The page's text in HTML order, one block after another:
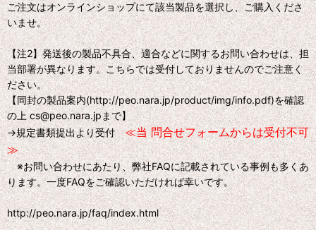
ご注文はオンラインショップにて該当製品を選択し、ご購入くださ
いませ。
【注2】発送後の製品不具合、適合などに関するお問い合わせは、担
当部署が異なります。こちらでは受付しておりませんのでご注意く
ださい。
【同封の製品案内(http://peo.nara.jp/product/img/info.pdf)を確認
の上 cs@peo.nara.jpまで】
→規定書類提出より受付≪当 問合せフォームからは受付不可
≫
※お問い合わせにあたり、弊社FAQに記載されている事例も多くあ
ります。一度FAQをご確認いただければ幸いです。
http://peo.nara.jp/faq/index.html